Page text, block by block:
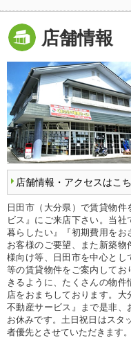
店舗情報
店舗情報・アクセスはこ
日田市（大分県）で賃貸物
ビス』にご来店下さい。当
暮らしたい』『初期費用を
お客様のご要望、また新築
様向け等、日田市を中心と
等の賃貸物件をご案内して
きるように、たくさんの物
店をおまちしております。
不動産サービス』まで是非
お休みです。土日祝日はスタ
者優先とさせていただきます。